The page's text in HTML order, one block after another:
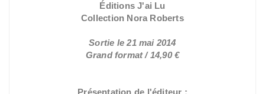
Éditions J'ai Lu
Collection Nora Roberts
Sortie le 21 mai 2014
Grand format / 14,90 €
Présentation de l'éditeur :